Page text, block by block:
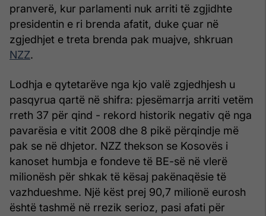
pranverë, kur parlamenti nuk arriti të zgjidhte
presidentin e ri brenda afatit, duke çuar në
zgjedhjet e treta brenda pak muajve, shkruan
NZZ.
Lodhja e qytetarëve nga kjo valë zgjedhjesh u
pasqyrua qartë në shifra: pjesëmarrja arriti vetëm
rreth 37 për qind - rekord historik negativ që nga
pavarësia e vitit 2008 dhe 8 pikë përqindje më
pak se në dhjetor. NZZ thekson se Kosovës i
kanoset humbja e fondeve të BE-së në vlerë
milionësh për shkak të kësaj pakënaqësie të
vazhdueshme. Një këst prej 90,7 milionë eurosh
është tashmë në rrezik serioz, pasi afati për